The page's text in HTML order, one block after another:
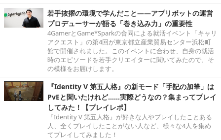
若手抜擢の環境で学んだこと――アプリボットの運営
プロデューサーが語る「巻き込み力」の重要性
4GamerとGame*Sparkの合同による就活イベント「キャリ
アクエスト」の第4回が東京都立産業貿易センター浜松町
館で開催されました。このイベントに合わせ、自身の就活
時のエピソードを若手クリエイターに聞いてみたので、そ
の模様をお届けします。
『Identity V 第五人格』の新モード「手記の加筆」は
PvEと聞いたけれど……実際どうなの？集まってプレイ
してみた！【プレイレポ】
『Identity V 第五人格』が好きな人やプレイしたことある
人、全くプレイしたことがない人など、様々な4人を集め
てプレイしてみました！